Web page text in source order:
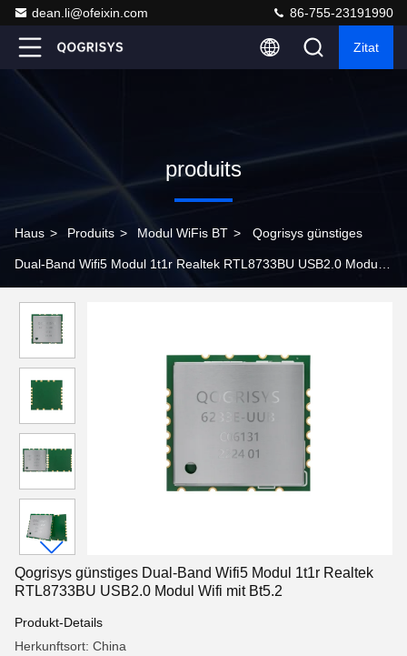
dean.li@ofeixin.com 86-755-23191990
Zitat
produits
Haus > Produits > Modul WiFis BT > Qogrisys günstiges
Dual-Band Wifi5 Modul 1t1r Realtek RTL8733BU USB2.0 Modul
Qogrisys günstiges Dual-Band Wifi5 Modul 1t1r Realtek
RTL8733BU USB2.0 Modul Wifi mit Bt5.2
Produkt-Details
Herkunftsort: China